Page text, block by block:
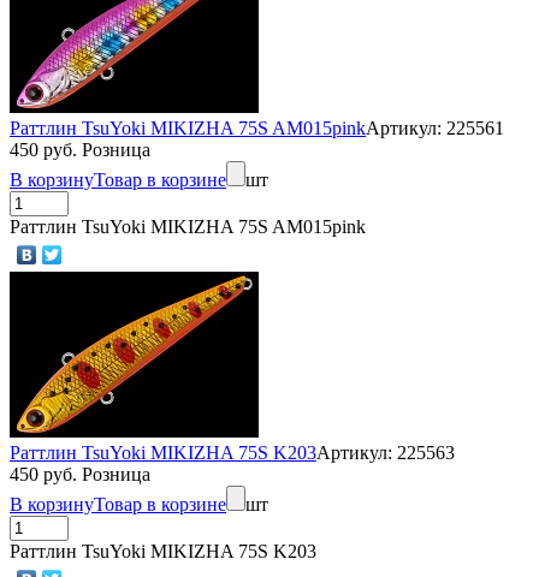
Раттлин TsuYoki MIKIZHA 75S AM015pinkАртикул: 225561
450 руб. Розница
В корзинуТовар в корзине шт
Раттлин TsuYoki MIKIZHA 75S AM015pink
Раттлин TsuYoki MIKIZHA 75S K203Артикул: 225563
450 руб. Розница
В корзинуТовар в корзине шт
Раттлин TsuYoki MIKIZHA 75S K203